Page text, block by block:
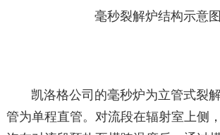
毫秒裂解炉结构示意图
凯洛格公司的毫秒炉为立管式裂
管为单程直管。对流段在辐射室上侧